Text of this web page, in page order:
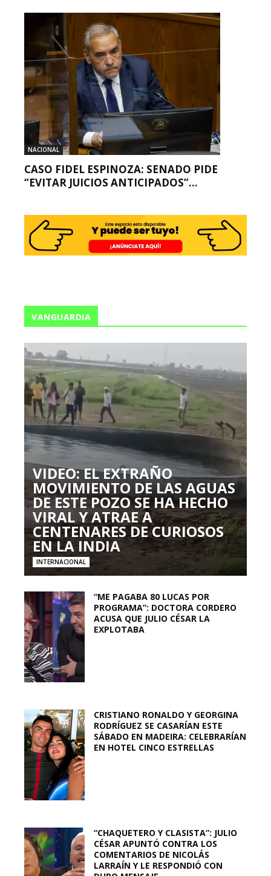
NACIONAL
CASO FIDEL ESPINOZA: SENADO PIDE
“EVITAR JUICIOS ANTICIPADOS”...
VANGUARDIA
VIDEO: EL EXTRAÑO
MOVIMIENTO DE LAS AGUAS
DE ESTE POZO SE HA HECHO
VIRAL Y ATRAE A
CENTENARES DE CURIOSOS
EN LA INDIA
INTERNACIONAL
“ME PAGABA 80 LUCAS POR
PROGRAMA”: DOCTORA CORDERO
ACUSA QUE JULIO CÉSAR LA
EXPLOTABA
CRISTIANO RONALDO Y GEORGINA
RODRÍGUEZ SE CASARÍAN ESTE
SÁBADO EN MADEIRA: CELEBRARÍAN
EN HOTEL CINCO ESTRELLAS
“CHAQUETERO Y CLASISTA”: JULIO
CÉSAR APUNTÓ CONTRA LOS
COMENTARIOS DE NICOLÁS
LARRAÍN Y LE RESPONDIÓ CON